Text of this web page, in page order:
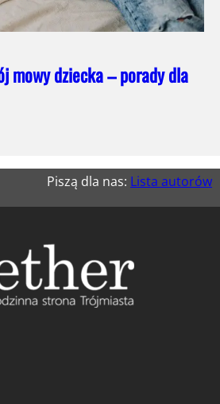
mowy dziecka – porady dla
Piszą dla nas: Lista autorów